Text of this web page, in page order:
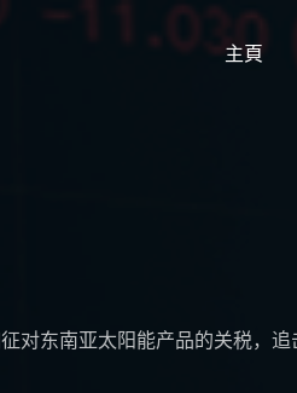
主頁
对东南亚太阳能产品的关税，追